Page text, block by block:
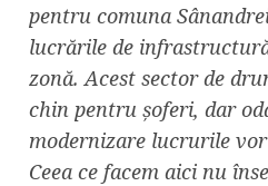
pentru comuna
lucrările de
zonă. Acest sector de
chin pentru șoferi, dar
modernizare lucrurile
Ceea ce facem aici nu